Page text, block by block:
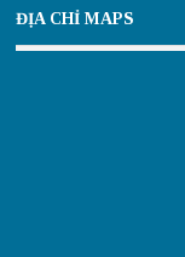
ĐỊA CHỈ MAPS